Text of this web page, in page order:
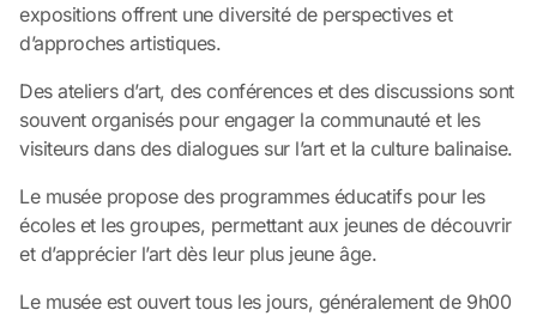
expositions offrent une diversité de perspectives et
d’approches artistiques.
Des ateliers d’art, des conférences et des discussions sont
souvent organisés pour engager la communauté et les
visiteurs dans des dialogues sur l’art et la culture balinaise.
Le musée propose des programmes éducatifs pour les
écoles et les groupes, permettant aux jeunes de découvrir
et d’apprécier l’art dès leur plus jeune âge.
Le musée est ouvert tous les jours, généralement de 9h00